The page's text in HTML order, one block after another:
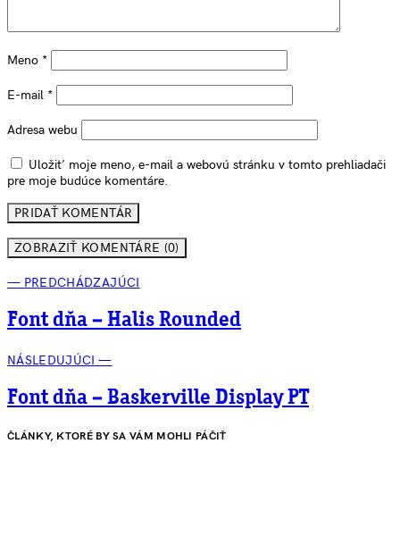
Meno *
E-mail *
Adresa webu
Uložiť moje meno, e-mail a webovú stránku v tomto prehliadači
pre moje budúce komentáre.
ZOBRAZIŤ KOMENTÁRE (0)
— PREDCHÁDZAJÚCI
Font dňa – Halis Rounded
NÁSLEDUJÚCI —
Font dňa – Baskerville Display PT
ČLÁNKY, KTORÉ BY SA VÁM MOHLI PÁČIŤ